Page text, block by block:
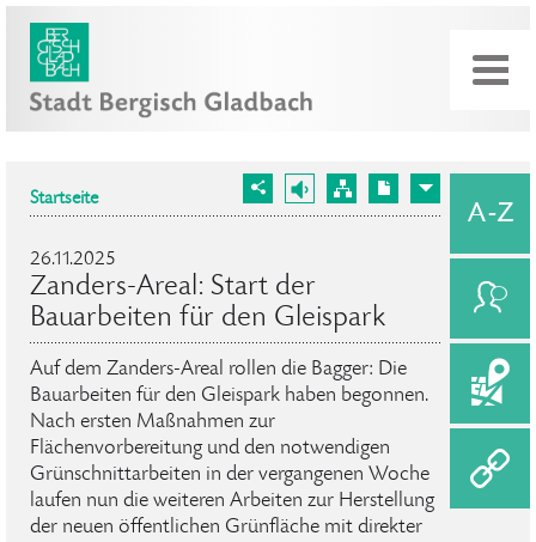
Startseite
26.11.2025
Zanders-Areal: Start der
Bauarbeiten für den Gleispark
Auf dem Zanders-Areal rollen die Bagger: Die
Bauarbeiten für den Gleispark haben begonnen.
Nach ersten Maßnahmen zur
Flächenvorbereitung und den notwendigen
Grünschnittarbeiten in der vergangenen Woche
laufen nun die weiteren Arbeiten zur Herstellung
der neuen öffentlichen Grünfläche mit direkter